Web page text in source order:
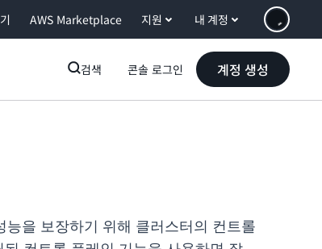
AWS Marketplace 지원 내 계정
검색 콘솔 로그인 계정 생성
을 보장하기 위해 클러스터의 컨트롤